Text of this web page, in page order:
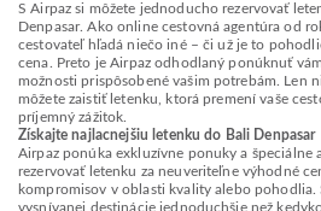
S Airpaz si môžete jednoducho rezervovať
Denpasar. Ako online cestovná agentúra od
cestovateľ hľadá niečo iné – či už je to
cena. Preto je Airpaz odhodlaný ponúknuť
možnosti prispôsobené vašim potrebám. Len
môžete zaistiť letenku, ktorá premení vaše
príjemný zážitok.
Získajte najlacnejšiu letenku do Bali Denpasar
Airpaz ponúka exkluzívne ponuky a špeciálne
rezervovať letenku za neuveriteľne výhodné
kompromisov v oblasti kvality alebo pohodlia.
vysnívanej destinácie jednoduchšie než